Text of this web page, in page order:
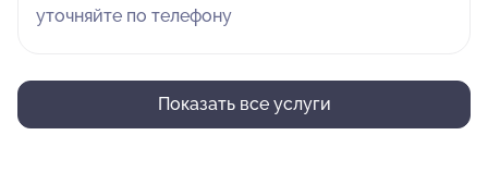
уточняйте по телефону
Показать все услуги